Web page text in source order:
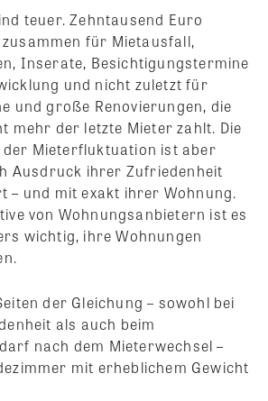
teuer. Zehntausend Euro
für Mietausfall,
Inserate, Besichtigungstermine
und nicht zuletzt für
und große Renovierungen, die
mehr der letzte Mieter zahlt. Die
Mieterfluktuation ist aber
Ausdruck ihrer Zufriedenheit
– und mit exakt ihrer Wohnung.
von Wohnungsanbietern ist es
wichtig, ihre Wohnungen
der Gleichung – sowohl bei
als auch beim
nach dem Mieterwechsel –
mit erheblichem Gewicht